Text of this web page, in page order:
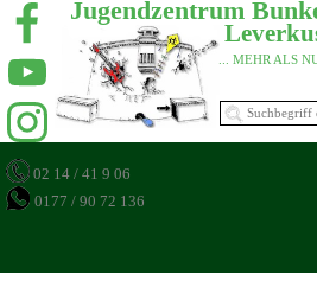
Jugendzentrum
... MEHR ALS
02 14 / 41 9 06
0177 / 90 72 136